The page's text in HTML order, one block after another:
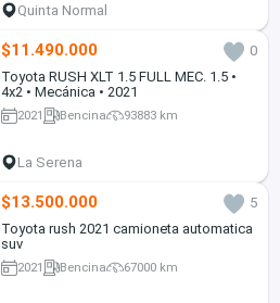
Quinta Normal
$11.490.000
0
Toyota RUSH XLT 1.5 FULL MEC. 1.5 •
4x2 • Mecánica • 2021
2021 Bencina 93883 km
La Serena
$13.500.000
5
Toyota rush 2021 camioneta automatica
suv
2021 Bencina 67000 km